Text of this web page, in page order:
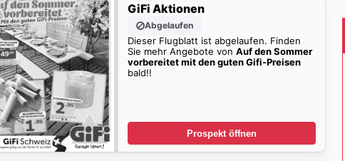
GiFi Aktionen
Abgelaufen
Dieser Flugblatt ist abgelaufen. Finden
Sie mehr Angebote vonAuf den Sommer
vorbereitet mit den guten Gifi-Preisen
bald!!
Prospekt öffnen